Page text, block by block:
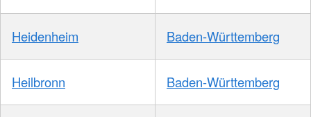
Heidenheim Baden-Württemberg
Heilbronn Baden-Württemberg